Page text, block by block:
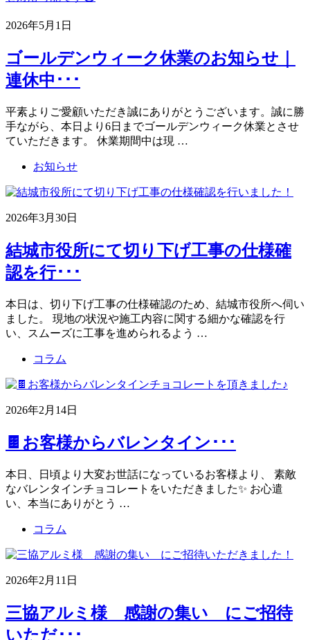
2026年5月1日
ゴールデンウィーク休業のお知らせ｜
連休中･･･
平素よりご愛顧いただき誠にありがとうございます。誠に勝
手ながら、本日より6日までゴールデンウィーク休業とさせ
ていただきます。 休業期間中は現 …
お知らせ
2026年3月30日
結城市役所にて切り下げ工事の仕様確
認を行･･･
本日は、切り下げ工事の仕様確認のため、結城市役所へ伺い
ました。 現地の状況や施工内容に関する細かな確認を行
い、スムーズに工事を進められるよう …
コラム
2026年2月14日
🍫お客様からバレンタイン･･･
本日、日頃より大変お世話になっているお客様より、 素敵
なバレンタインチョコレートをいただきました✨ お心遣
い、本当にありがとう …
コラム
2026年2月11日
三協アルミ様 感謝の集い にご招待
いただ･･･